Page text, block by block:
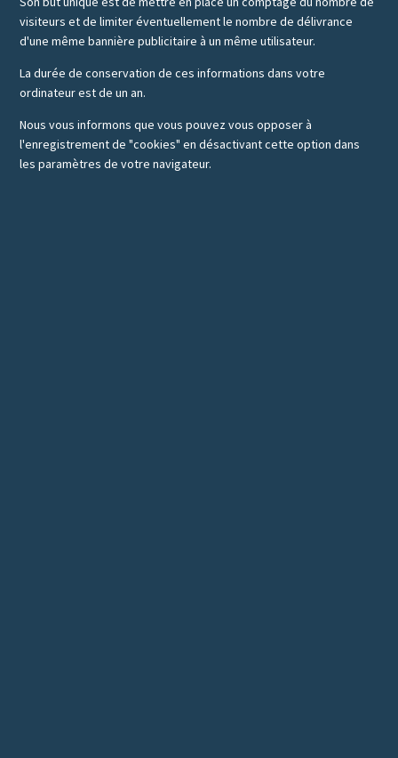
visiteurs et de limiter éventuellement le nombre de délivrance
d'une même bannière publicitaire à un même utilisateur.
La durée de conservation de ces informations dans votre
ordinateur est de un an.
Nous vous informons que vous pouvez vous opposer à
l'enregistrement de "cookies" en désactivant cette option dans
les paramètres de votre navigateur.